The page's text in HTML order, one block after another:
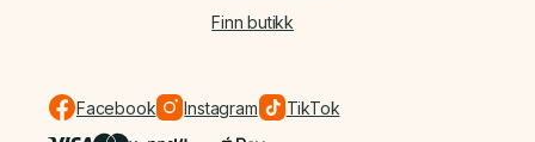
Finn butikk
Facebook Instagram TikTok